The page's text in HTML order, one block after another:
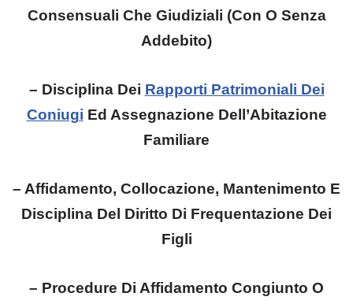
Consensuali Che Giudiziali (Con O Senza
Addebito)
– Disciplina Dei Rapporti Patrimoniali Dei
Coniugi Ed Assegnazione Dell’Abitazione
Familiare
– Affidamento, Collocazione, Mantenimento E
Disciplina Del Diritto Di Frequentazione Dei
Figli
– Procedure Di Affidamento Congiunto O